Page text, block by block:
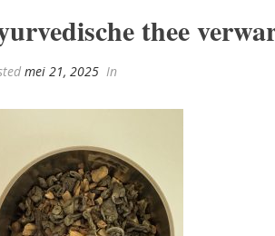
thee
mei 21, 2025 In